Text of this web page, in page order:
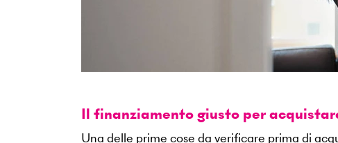
Il finanziamento giusto per
Una delle prime cose da verificare prima di